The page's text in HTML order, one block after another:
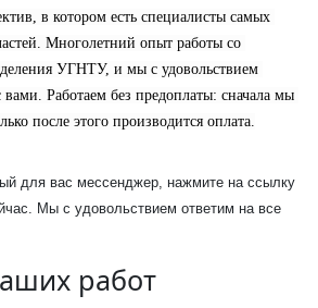
в котором есть специалисты самых
Многолетний опыт работы со
УГНТУ, и мы с удовольствием
Работаем без предоплаты: сначала мы
после этого производится оплата.
для вас мессенджер, нажмите на ссылку
Мы с удовольствием ответим на все
работ